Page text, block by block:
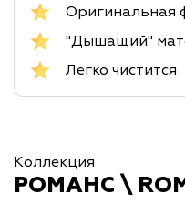
Оригинальная
"Дышащий"
Легко чистится
Коллекция
РОМАНС \